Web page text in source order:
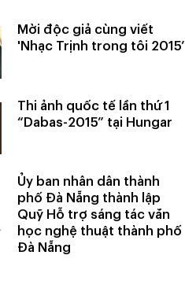
Mời độc giả cùng viết
'Nhạc Trịnh trong tôi 2015’
Thi ảnh quốc tế lần thứ 1
“Dabas-2015” tại Hungar
Ủy ban nhân dân thành
phố Đà Nẵng thành lập
Quỹ Hỗ trợ sáng tác văn
học nghệ thuật thành phố
Đà Nẵng